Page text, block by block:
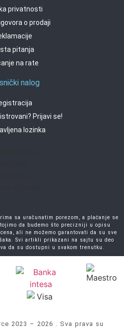
privatnosti
o prodaji
pitanja
na rate
nalog
Prijavi se!
lozinka
sa uračunatim porezom, a plaćanje se
da budemo što precizniji u opisu
ali ne možemo garantovati da su sve
Svi artikli prikazani na sajtu su deo
da su dostupni u svakom trenutku.
2023 – 2026 . Sva prava su